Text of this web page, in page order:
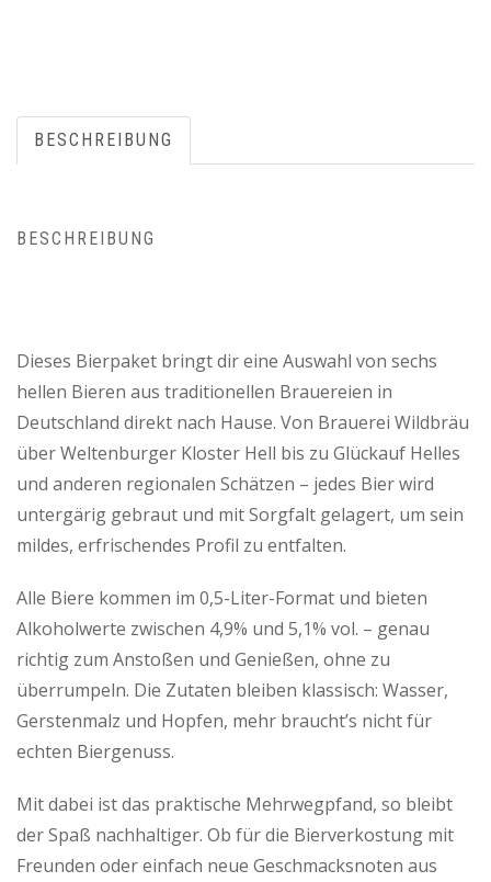
BESCHREIBUNG
BESCHREIBUNG
Dieses Bierpaket bringt dir eine Auswahl von sechs
hellen Bieren aus traditionellen Brauereien in
Deutschland direkt nach Hause. Von Brauerei Wildbräu
über Weltenburger Kloster Hell bis zu Glückauf Helles
und anderen regionalen Schätzen – jedes Bier wird
untergärig gebraut und mit Sorgfalt gelagert, um sein
mildes, erfrischendes Profil zu entfalten.
Alle Biere kommen im 0,5-Liter-Format und bieten
Alkoholwerte zwischen 4,9% und 5,1% vol. – genau
richtig zum Anstoßen und Genießen, ohne zu
überrumpeln. Die Zutaten bleiben klassisch: Wasser,
Gerstenmalz und Hopfen, mehr braucht’s nicht für
echten Biergenuss.
Mit dabei ist das praktische Mehrwegpfand, so bleibt
der Spaß nachhaltiger. Ob für die Bierverkostung mit
Freunden oder einfach neue Geschmacksnoten aus